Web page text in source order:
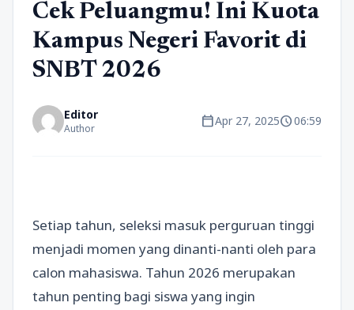
Cek Peluangmu! Ini Kuota
Kampus Negeri Favorit di
SNBT 2026
Editor
Author calendar_todayApr 27, 2025schedule06:59
Setiap tahun, seleksi masuk perguruan tinggi
menjadi momen yang dinanti-nanti oleh para
calon mahasiswa. Tahun 2026 merupakan
tahun penting bagi siswa yang ingin